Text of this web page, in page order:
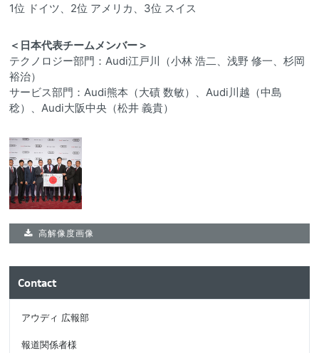
1位 ドイツ、2位 アメリカ、3位 スイス
＜日本代表チームメンバー＞
テクノロジー部門：Audi江戸川（小林 浩二、浅野 修一、杉岡
裕治）
サービス部門：Audi熊本（大磧 数敏）、Audi川越（中島
稔）、Audi大阪中央（松井 義貴）
高解像度画像
Contact
アウディ 広報部
報道関係者様